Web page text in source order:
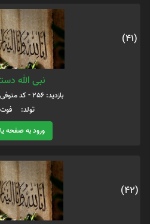
(41)
نبی الله
بازدید: 256 - کد متوفی: 6066324
تولد:
ورود به صفحه
(42)